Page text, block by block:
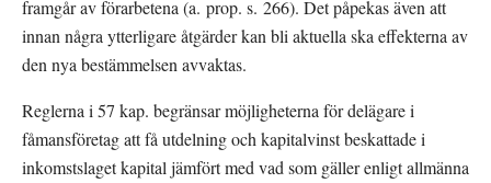
framgår av förarbetena (a. prop. s. 266). Det påpekas även att
innan några ytterligare åtgärder kan bli aktuella ska effekterna av
den nya bestämmelsen avvaktas.
Reglerna i 57 kap. begränsar möjligheterna för delägare i
fåmansföretag att få utdelning och kapitalvinst beskattade i
inkomstslaget kapital jämfört med vad som gäller enligt allmänna